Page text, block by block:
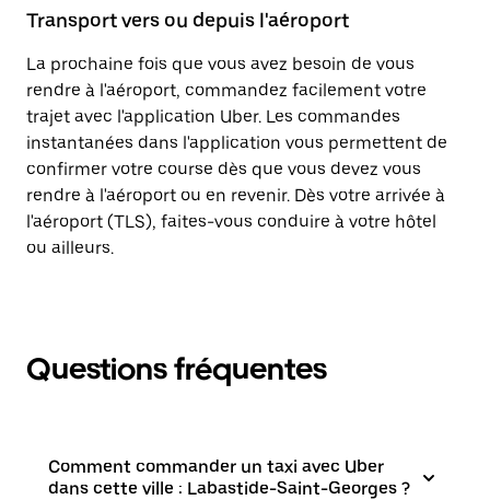
Transport vers ou depuis l'aéroport
La prochaine fois que vous avez besoin de vous
rendre à l'aéroport, commandez facilement votre
trajet avec l'application Uber. Les commandes
instantanées dans l'application vous permettent de
confirmer votre course dès que vous devez vous
rendre à l'aéroport ou en revenir. Dès votre arrivée à
l'aéroport (TLS), faites-vous conduire à votre hôtel
ou ailleurs.
Questions fréquentes
Comment commander un taxi avec Uber
dans cette ville : Labastide-Saint-Georges ?